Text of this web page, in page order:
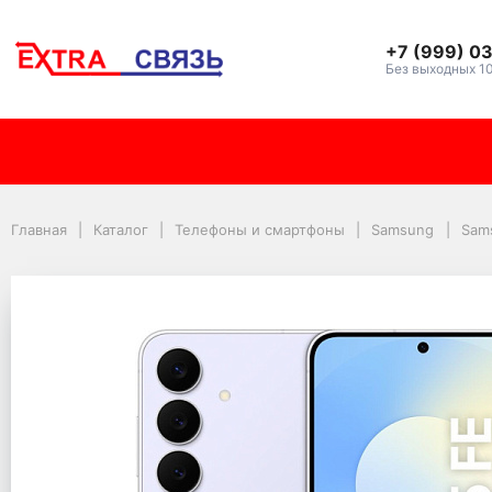
+7 (999)
Без выходных
Смартфон Samsung
Главная Каталог Телефоны и смартфоны Samsung